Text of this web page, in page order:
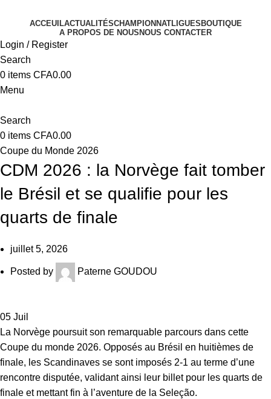
ACCEUILACTUALITÉSCHAMPIONNATLIGUES BOUTIQUE
A PROPOS DE NOUS NOUS CONTACTER
Login / Register
Search
0 items CFA0.00
Menu
Search
0 items CFA0.00
Coupe du Monde 2026
CDM 2026 : la Norvège fait tomber
le Brésil et se qualifie pour les
quarts de finale
juillet 5, 2026
Posted by Paterne GOUDOU
05 Juil
La Norvège poursuit son remarquable parcours dans cette
Coupe du monde 2026. Opposés au Brésil en huitièmes de
finale, les Scandinaves se sont imposés 2-1 au terme d’une
rencontre disputée, validant ainsi leur billet pour les quarts de
finale et mettant fin à l’aventure de la Seleção.